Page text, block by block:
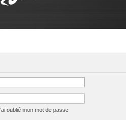
oublié mon mot de passe